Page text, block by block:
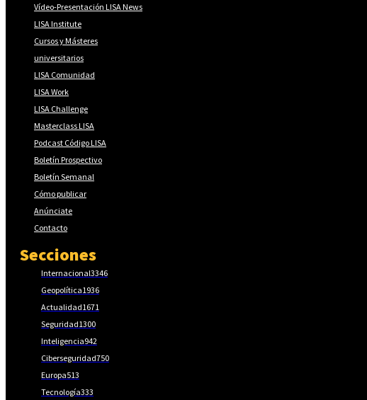
Vídeo-Presentación LISA News
LISA Institute
Cursos y Másteres
universitarios
LISA Comunidad
LISA Work
LISA Challenge
Masterclass LISA
Podcast Código LISA
Boletín Prospectivo
Boletín Semanal
Cómo publicar
Anúnciate
Contacto
Secciones
Internacional3346
Geopolítica1936
Actualidad1671
Seguridad1300
Inteligencia942
Ciberseguridad750
Europa513
Tecnología333